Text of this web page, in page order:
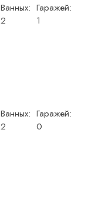
Ванных:
2
Гаражей:
1
Ванных:
2
Гаражей:
0